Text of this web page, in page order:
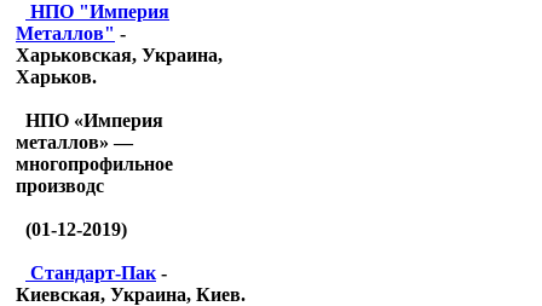
НПО "Империя
Металлов" -
Харьковская, Украина,
Харьков.
НПО «Империя
металлов» —
многопрофильное
производс
(01-12-2019)
Стандарт-Пак -
Киевская, Украина, Киев.